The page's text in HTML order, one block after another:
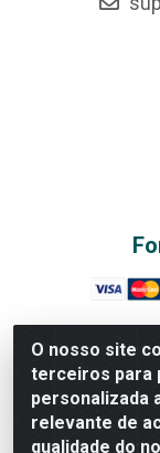
O nosso site
terceiros para
personalizada
relevante de
qualidade do
Rede Brasil -
Américas II